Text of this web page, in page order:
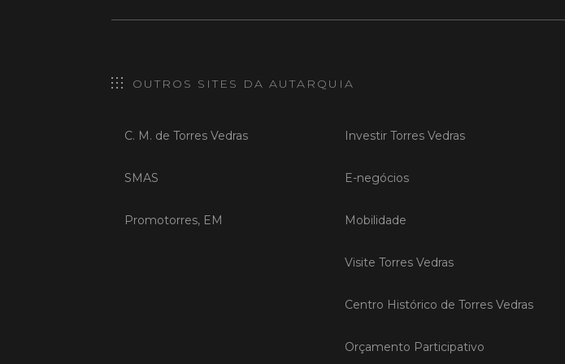
OUTROS SITES DA AUTARQUIA
C. M. de Torres Vedras
SMAS
Promotorres, EM
Investir Torres Vedras
E-negócios
Mobilidade
Visite Torres Vedras
Centro Histórico de Torres Vedras
Orçamento Participativo